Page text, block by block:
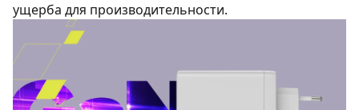
ущерба для производительности.